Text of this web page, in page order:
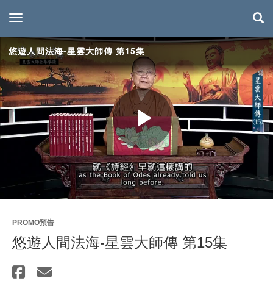
toggle navigation
悠遊人間法海-星雲大師傳 第15集
Play
Video
PROMO預告
悠遊人間法海-星雲大師傳 第15集